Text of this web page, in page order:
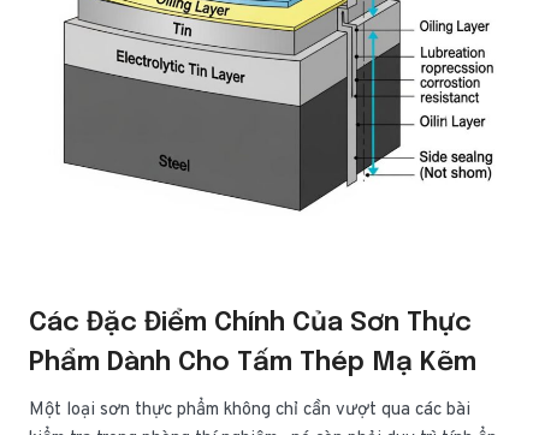
Các Đặc Điểm Chính Của Sơn Thực
Phẩm Dành Cho Tấm Thép Mạ Kẽm
Một loại sơn thực phẩm không chỉ cần vượt qua các bài